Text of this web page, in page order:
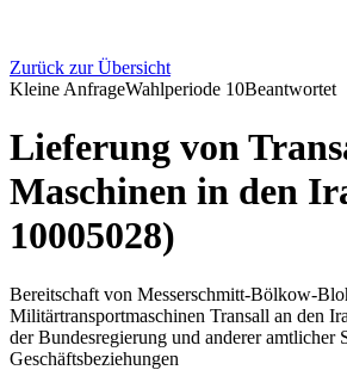
Zurück zur Übersicht
Kleine AnfrageWahlperiode 10Beantwortet
Lieferung von
Maschinen in den
10005028)
Bereitschaft von Messerschmitt-Bölkow-
Militärtransportmaschinen Transall an den
der Bundesregierung und anderer amtlicher
Geschäftsbeziehungen